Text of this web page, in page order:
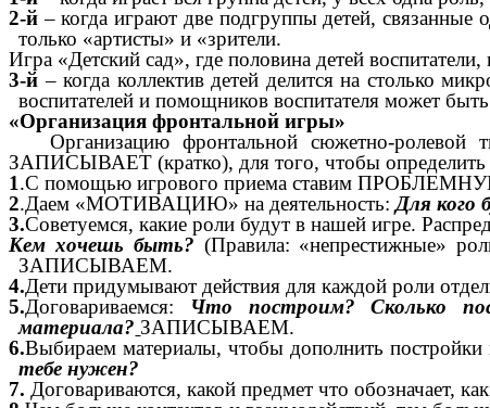
2-й – когда играют две подгруппы детей, связанные
только «артисты» и «зрители.
Игра «Детский сад», где половина детей
3-й – когда коллектив детей делится на столько
воспитателей и помощников воспитателя может
«Организация фронтальной игры»
фронтальной сюжетно-ролевой
ЗАПИСЫВАЕТ (кратко), для того, чтобы определить
1.С помощью игрового приема ставим
2.Даем «МОТИВАЦИЮ» на деятельность: Для кого
3.Советуемся, какие роли будут в нашей игре.
Кем хочешь быть? (Правила: «непрестижные»
ЗАПИСЫВАЕМ.
4.Дети придумывают действия для каждой роли
5.Договариваемся: Что построим? Сколько
материала? ЗАПИСЫВАЕМ.
6.Выбираем материалы, чтобы дополнить
тебе нужен?
7. Договариваются, какой предмет что обозначает,